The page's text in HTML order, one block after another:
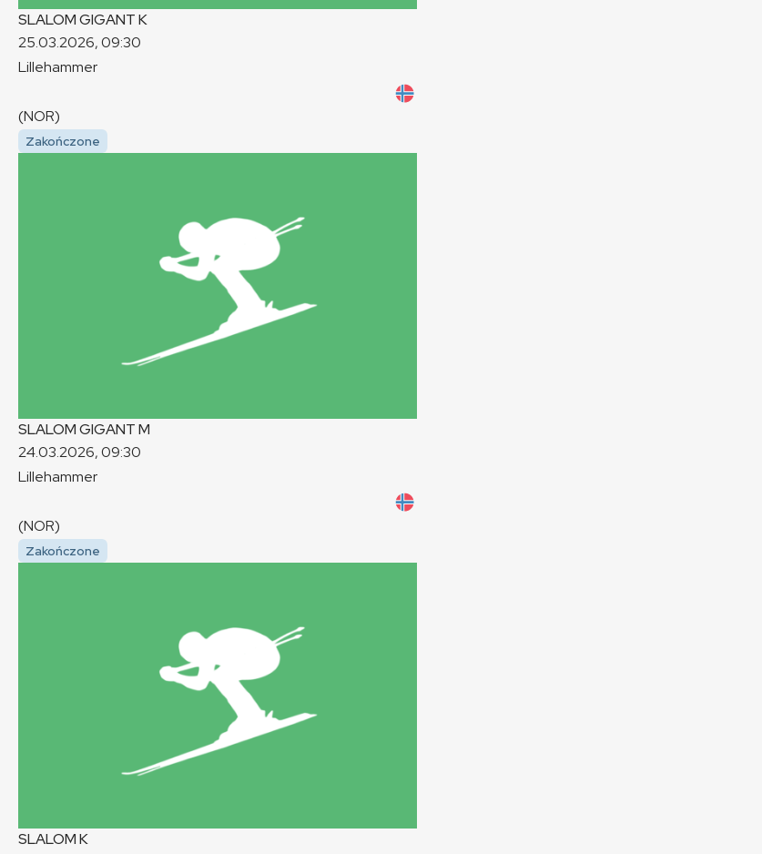
SLALOM GIGANTK
25.03.2026, 09:30
Lillehammer
(NOR)
Zakończone
SLALOM GIGANTM
24.03.2026, 09:30
Lillehammer
(NOR)
Zakończone
SLALOMK